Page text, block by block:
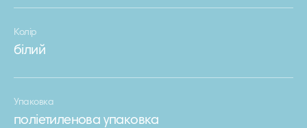
Колір
білий
Упаковка
поліетиленова упаковка